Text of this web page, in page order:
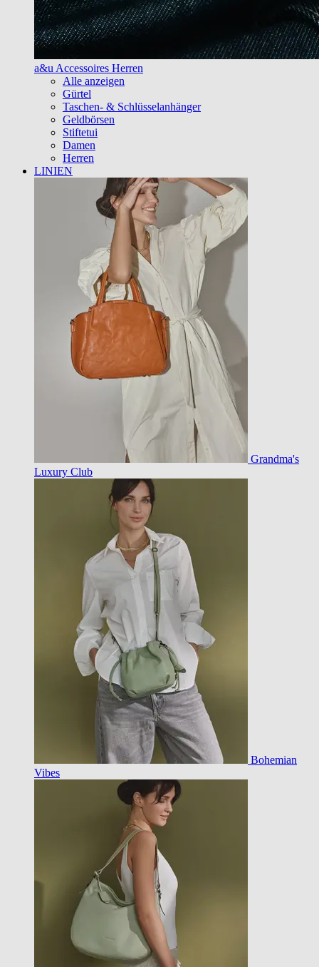
a&u Accessoires Herren
Alle anzeigen
Gürtel
Taschen- & Schlüsselanhänger
Geldbörsen
Stiftetui
Damen
Herren
LINIEN
Grandma's
Luxury Club
Bohemian
Vibes